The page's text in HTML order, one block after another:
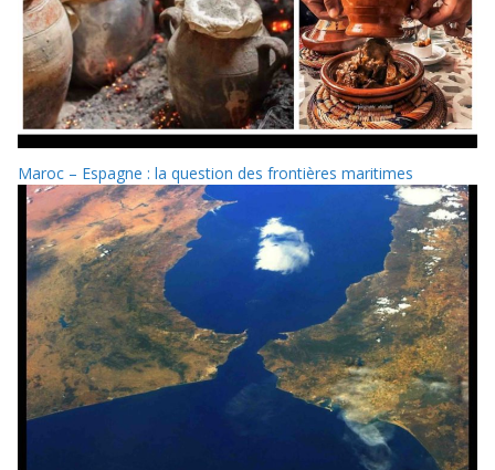
Maroc – Espagne : la question des frontières maritimes